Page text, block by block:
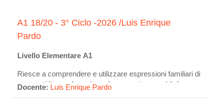
A1 18/20 - 3° Ciclo -2026 /Luis Enrique
Pardo
Livello Elementare A1
Riesce a comprendere e utilizzare espressioni familiari di
uso quotidiano e formule molto comuni per soddisfare
Docente: Luis Enrique Pardo